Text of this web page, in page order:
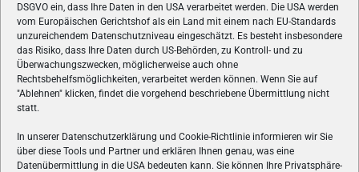
DSGVO ein, dass Ihre Daten in den USA verarbeitet werden. Die USA werden
vom Europäischen Gerichtshof als ein Land mit einem nach EU-Standards
unzureichendem Datenschutzniveau eingeschätzt. Es besteht insbesondere
das Risiko, dass Ihre Daten durch US-Behörden, zu Kontroll- und zu
Überwachungszwecken, möglicherweise auch ohne
Rechtsbehelfsmöglichkeiten, verarbeitet werden können. Wenn Sie auf
"Ablehnen" klicken, findet die vorgehend beschriebene Übermittlung nicht
statt.
In unserer Datenschutzerklärung und Cookie-Richtlinie informieren wir Sie
über diese Tools und Partner und erklären Ihnen genau, was eine
Datenübermittlung in die USA bedeuten kann. Sie können Ihre Privatsphäre-
VON GAMERN, FÜR GAMER! Gamers.at ist das älteste Online-
Spielemagazin Österreichs und bringt täglich aktuelle News,
Reviews und Videos zu PC- und Konsolenspielen, Gaming-
Hardware und aus der Welt des e-Sport's.
FOLGE UNS